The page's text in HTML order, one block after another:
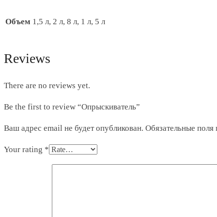
Объем 1,5 л, 2 л, 8 л, 1 л, 5 л
Reviews
There are no reviews yet.
Be the first to review “Опрыскиватель”
Ваш адрес email не будет опубликован. Обязательные
Your rating *